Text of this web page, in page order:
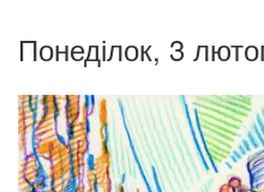
Понеділок, 3